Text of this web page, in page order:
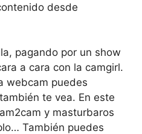
desde
pagando por un show
a cara con la camgirl.
webcam puedes
te vea. En este
y masturbaros
También puedes